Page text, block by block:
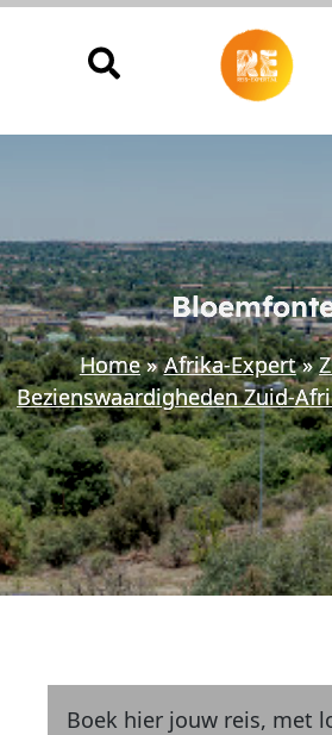
Ga
Home Afrika-Expert
Bezienswaardigheden Zuid-
Boek hier jouw reis, met